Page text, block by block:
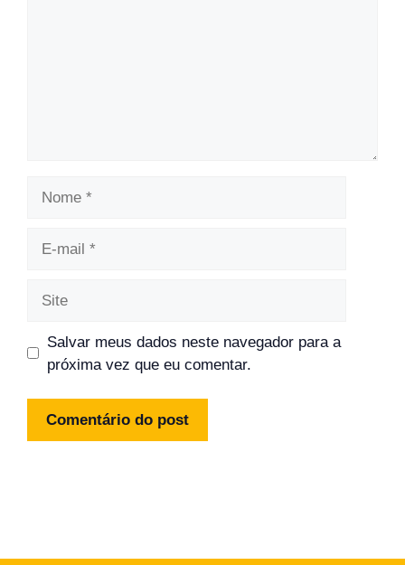
Salvar meus dados neste navegador para a
próxima vez que eu comentar.